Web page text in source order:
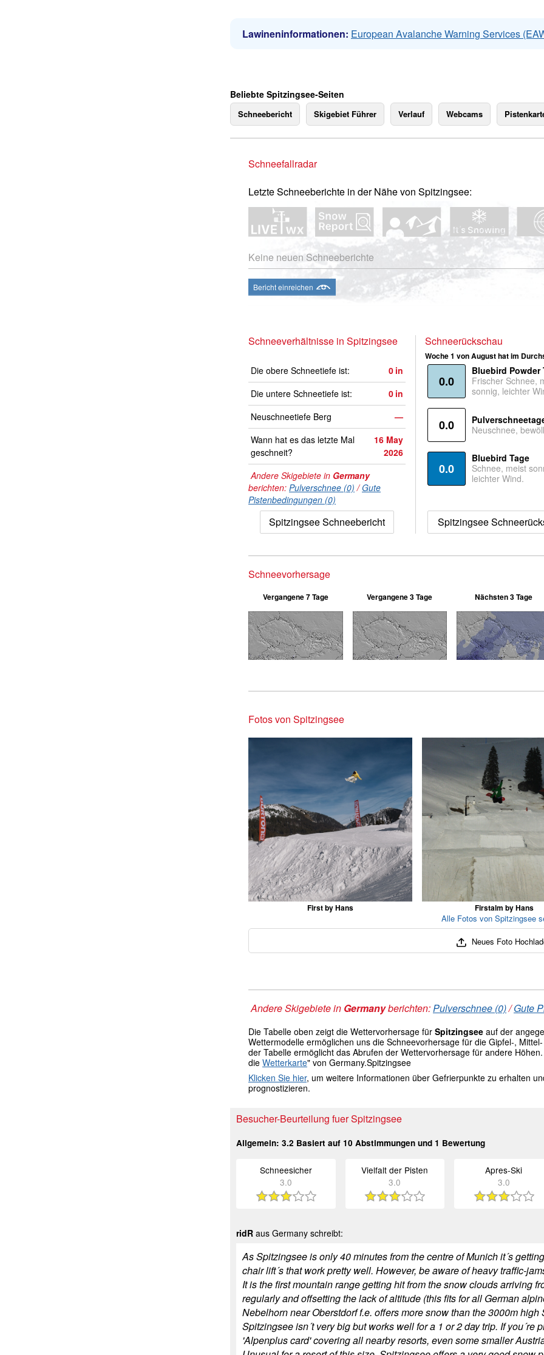
Lawineninformationen: European Avalanche Warning Services
Beliebte Spitzingsee-Seiten
Schneebericht Skigebiet Führer Verlauf Webcams
Schneefallradar
Letzte Schneeberichte in der Nähe von Spitzingsee:
Keine neuen Schneeberichte
Bericht einreichen
Schneeverhältnisse in Spitzingsee
Die obere Schneetiefe ist: 0 in
Die untere Schneetiefe ist:
0 in
Neuschneetiefe Berg
—
Wann hat es das letzte Mal
geschneit?
16 May
2026
Andere Skigebiete in Germany
berichten: Pulverschnee (0) /Gute
Pistenbedingungen (0)
Spitzingsee Schneebericht
Schneerückschau
Woche 1 von August hat im
0.0
Bluebird Powder
Frischer Schnee,
sonnig, leichter
0.0
Neuschnee,
0.0
Bluebird Tage
Schnee, meist
leichter Wind.
Spitzingsee
Schneevorhersage
Vergangene 7 Tage Vergangene 3 Tage Nächsten 3 Tage
Fotos von Spitzingsee
First by Hans Firstalm by Hans
Alle Fotos von Spitzingsee
Neues Foto
Andere Skigebiete in Germanyberichten:Pulverschnee (0)/Gute
Die Tabelle oben zeigt die Wettervorhersage für Spitzingsee auf der
Wettermodelle ermöglichen uns die Schneevorhersage für die Gipfel-,
der Tabelle ermöglicht das Abrufen der Wettervorhersage für andere
die Wetterkarte" von Germany.Spitzingsee
Klicken Sie hier, um weitere Informationen über Gefrierpunkte zu erhalten
prognostizieren.
Besucher-Beurteilung fuer Spitzingsee
Allgemein: 3.2 Basiert auf 10 Abstimmungen und 1 Bewertung
Schneesicher
3.0
Vielfalt der Pisten
3.0
Apres-Ski
3.0
ridR aus Germany schreibt:
As Spitzingsee is only 40 minutes from the centre of Munich it´s
chair lift´s that work pretty well. However, be aware of heavy traffic-
It is the first mountain range getting hit from the snow clouds arriving
regularly and offsetting the lack of altitude (this fits for all German
Nebelhorn near Oberstdorf f.e. offers more snow than the 3000m
Spitzingsee isn´t very big but works well for a 1 or 2 day trip. If
'Alpenplus card' covering all nearby resorts, even some smaller